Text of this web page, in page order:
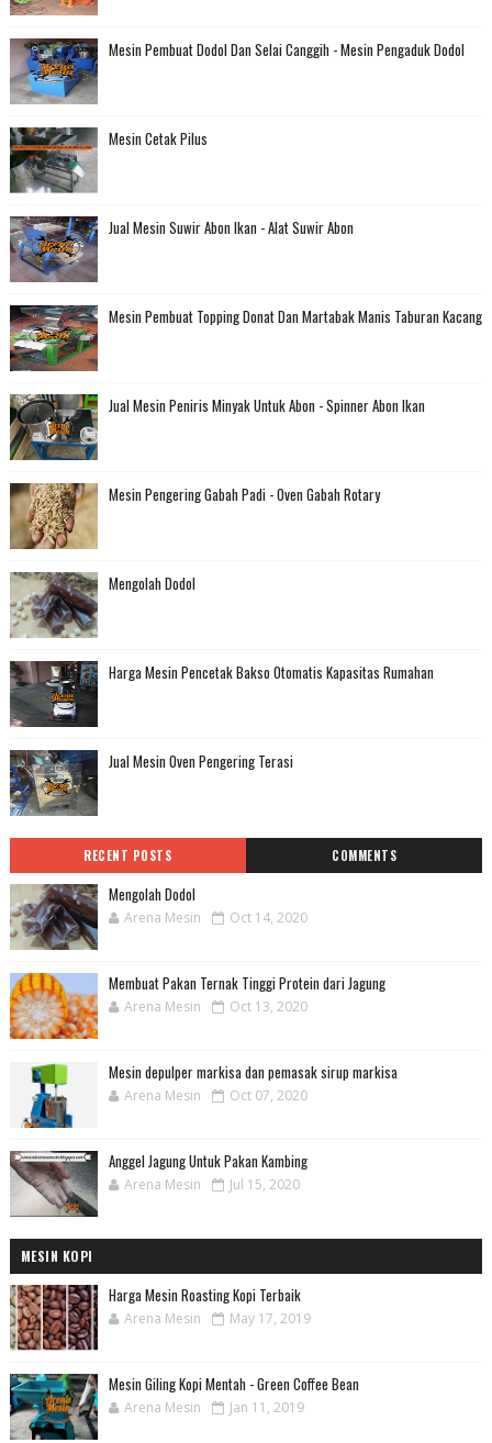
Mesin Pembuat Dodol Dan Selai Canggih - Mesin Pengaduk Dodol
Mesin Cetak Pilus
Jual Mesin Suwir Abon Ikan - Alat Suwir Abon
Mesin Pembuat Topping Donat Dan Martabak Manis Taburan Kacang
Jual Mesin Peniris Minyak Untuk Abon - Spinner Abon Ikan
Mesin Pengering Gabah Padi - Oven Gabah Rotary
Mengolah Dodol
Harga Mesin Pencetak Bakso Otomatis Kapasitas Rumahan
Jual Mesin Oven Pengering Terasi
RECENT POSTS COMMENTS
Mengolah Dodol
Arena Mesin Oct 14, 2020
Membuat Pakan Ternak Tinggi Protein dari Jagung
Arena Mesin Oct 13, 2020
Mesin depulper markisa dan pemasak sirup markisa
Arena Mesin Oct 07, 2020
Anggel Jagung Untuk Pakan Kambing
Arena Mesin Jul 15, 2020
MESIN KOPI
Harga Mesin Roasting Kopi Terbaik
Arena Mesin May 17, 2019
Mesin Giling Kopi Mentah - Green Coffee Bean
Arena Mesin Jan 11, 2019